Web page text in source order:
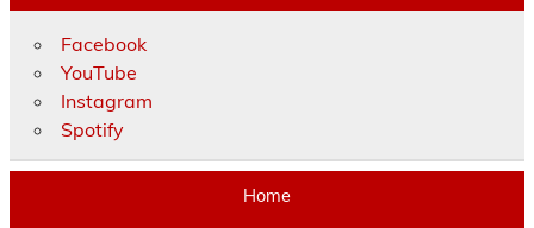
Facebook
YouTube
Instagram
Spotify
Home